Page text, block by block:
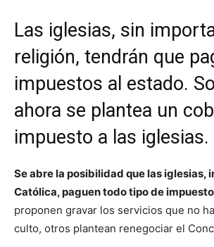
Las iglesias, sin
religión, tendrán que
impuestos al estado.
ahora se plantea un
impuesto a las iglesias.
Se abre la posibilidad que las iglesias,
Católica, paguen todo tipo de
proponen gravar los servicios que no
culto, otros plantean renegociar el